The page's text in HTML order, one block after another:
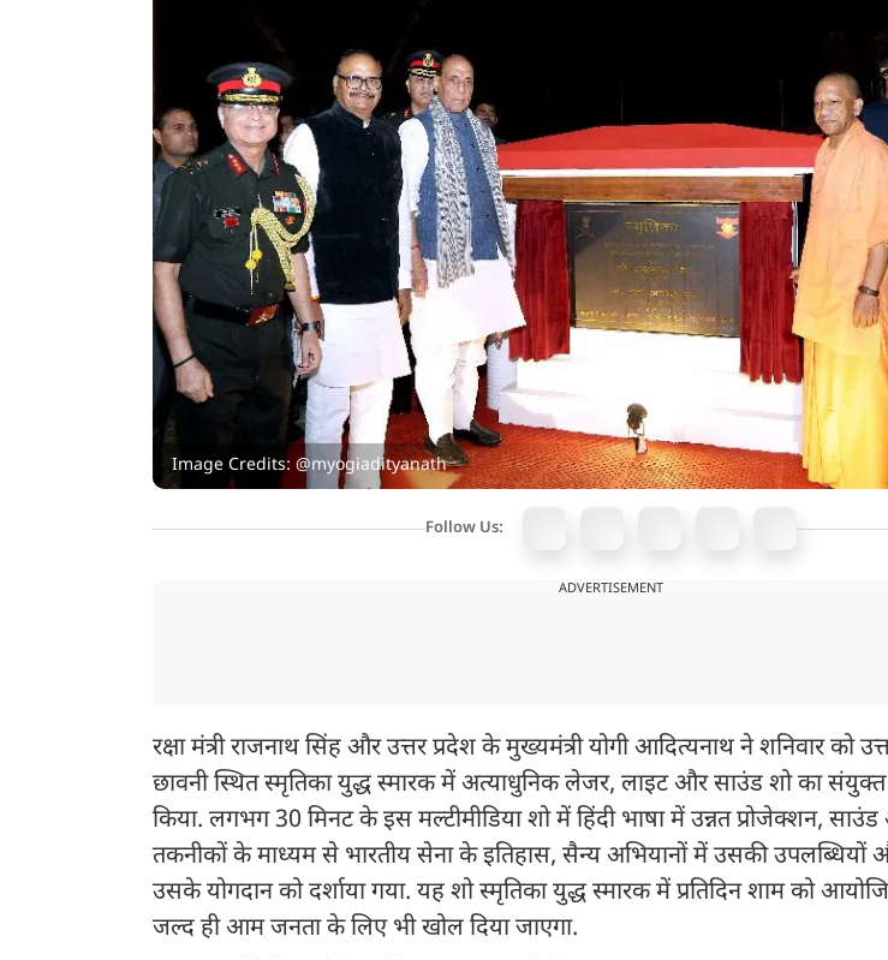
Image Credits: @myogiadityanath
Follow Us:
ADVERTISEMENT
रक्षा मंत्री राजनाथ सिंह और उत्तर प्रदेश के मुख्यमंत्री योगी आदित्यनाथ ने शनिवार को
छावनी स्थित स्मृतिका युद्ध स्मारक में अत्याधुनिक लेजर, लाइट और साउंड शो का
किया. लगभग 30 मिनट के इस मल्टीमीडिया शो में हिंदी भाषा में उन्नत प्रोजेक्शन,
तकनीकों के माध्यम से भारतीय सेना के इतिहास, सैन्य अभियानों में उसकी उपलब्धियों और
उसके योगदान को दर्शाया गया. यह शो स्मृतिका युद्ध स्मारक में प्रतिदिन शाम को
जल्द ही आम जनता के लिए भी खोल दिया जाएगा.